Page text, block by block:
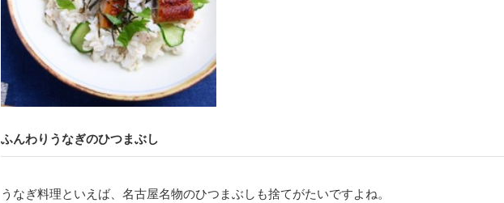
ふんわりうなぎのひつまぶし
うなぎ料理といえば、名古屋名物のひつまぶしも捨てがたいですよね。